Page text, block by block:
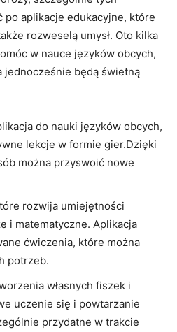
po aplikacje ‌edukacyjne,‍ które
rozweselą umysł. Oto kilka
w ‌nauce⁣ języków obcych,⁣
⁣jednocześnie ⁣będą świetną
‍do nauki⁤ języków obcych,
lekcje‌ w formie ⁣gier.Dzięki
można przyswoić nowe
rozwija umiejętności
i ‌matematyczne. Aplikacja
ćwiczenia, które można
potrzeb.
własnych fiszek​ i
uczenie się i powtarzanie
​przydatne w trakcie​